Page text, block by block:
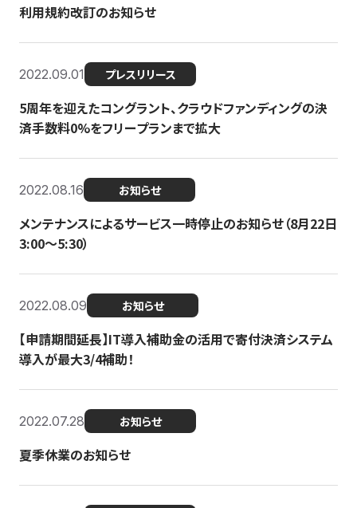
利用規約改訂のお知らせ
2022.09.01 プレスリリース
5周年を迎えたコングラント、クラウドファンディングの決
済手数料0%をフリープランまで拡大
2022.08.16 お知らせ
メンテナンスによるサービス一時停止のお知らせ（8月22日
3:00〜5:30）
2022.08.09 お知らせ
【申請期間延長】IT導入補助金の活用で寄付決済システム
導入が最大3/4補助！
2022.07.28 お知らせ
夏季休業のお知らせ